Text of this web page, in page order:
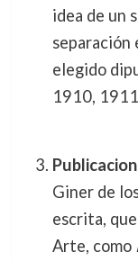
idea de un
separación
elegido
1910,
Giner de
escrita,
Arte, como